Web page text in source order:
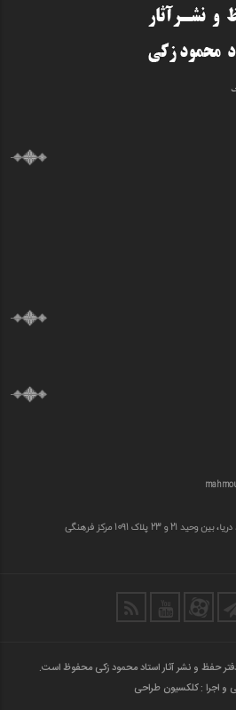
مشهد مقدس، خیابان وحید دریا، بین وحید 21 و 23 پلاک 1091 مرکز فرهنگی
حفظ و نشر آثار استاد محمود زکی محفوظ است.
و اجرا :کلکسیون طراحی